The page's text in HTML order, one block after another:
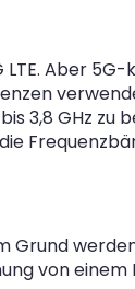
Aber
3,8 GHz zu
von einem